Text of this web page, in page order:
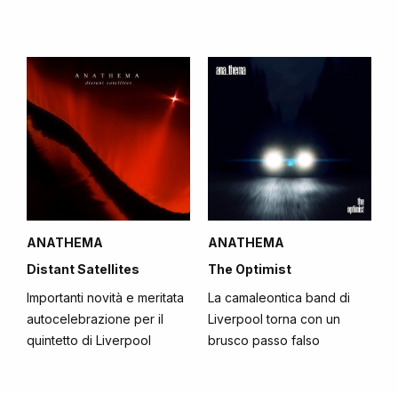
ANATHEMA
Distant Satellites
Importanti novità e meritata
autocelebrazione per il
quintetto di Liverpool
ANATHEMA
The Optimist
La camaleontica band di
Liverpool torna con un
brusco passo falso